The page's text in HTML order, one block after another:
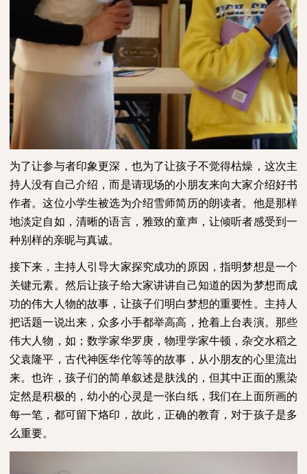
为了让参与者印象更深，也为了让孩子不觉得枯燥，这次主
持人没有自己介绍，而是请现场的小朋友来向大家介绍好书
作者。这位小学生被选为介绍雪师简历的朗读者。他是那样
地淡定自如，清晰的语言，雅致的童声，让倾听者感受到一
种别样的亲昵与真诚。
接下来，主持人引导大家探究成功的原因，指明梦想是一个
关键元素。然后让孩子给大家讲讲自己知道的因为梦想而成
功的伟大人物的故事，让孩子们明白梦想的重要性。主持人
把话题一说出来，众多小手都举高高，抢着上台表演。那些
伟大人物，如；数学家华罗庚，物理学家牛顿，杂交水稻之
父袁隆平，古代神医华佗等等的故事，从小朋友的心里流出
来。也许，孩子们的简单叙述是肤浅的，但其中正面的熏染
定然是积极的，幼小的心灵是一张白纸，我们在上面所画的
每一笔，都可留下烙印，故此，正确的教育，对于孩子是多
么重要。